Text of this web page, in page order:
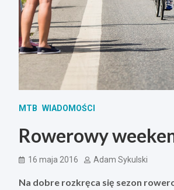
MTB WIADOMOŚCI
Rowerowy
16 maja 2016 Adam Sykulski
Na dobre rozkręca się sezon